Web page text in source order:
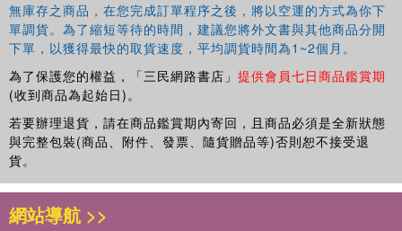
無庫存之商品，在您完成訂單程序之後，將以空運的方式為你下
單調貨。為了縮短等待的時間，建議您將外文書與其他商品分開
下單，以獲得最快的取貨速度，平均調貨時間為1~2個月。
為了保護您的權益，「三民網路書店」 提供會員七日商品鑑賞期
(收到商品為起始日)。
若要辦理退貨，請在商品鑑賞期內寄回，且商品必須是全新狀態
與完整包裝(商品、附件、發票、隨貨贈品等)否則恕不接受退
貨。
網站導航 >>